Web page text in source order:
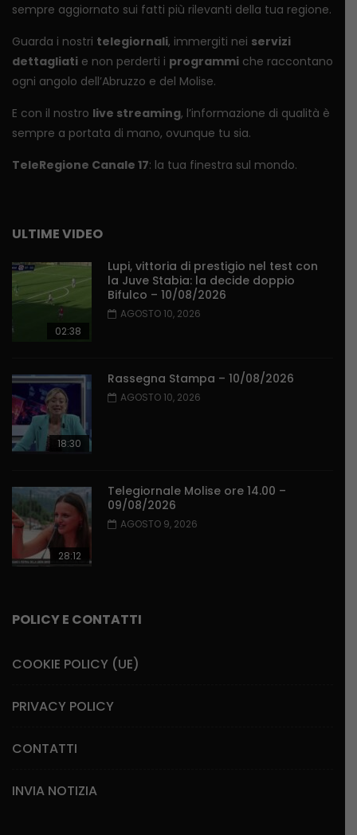
sempre aggiornato sui fatti più rilevanti della tua regione.
Guarda i nostri telegiornali, immergiti nei servizi
dettagliati e non perderti i programmi che raccontano
ogni angolo dell’Abruzzo e del Molise.
E con il nostro live streaming, l’informazione di qualità è
sempre a portata di mano, ovunque tu sia.
TeleRegione Canale 17: la tua finestra sul mondo.
ULTIME VIDEO
02:38
Lupi, vittoria di prestigio nel test con
la Juve Stabia: la decide doppio
Bifulco – 10/08/2026
AGOSTO 10, 2026
18:30
Rassegna Stampa – 10/08/2026
AGOSTO 10, 2026
28:12
Telegiornale Molise ore 14.00 –
09/08/2026
AGOSTO 9, 2026
POLICY E CONTATTI
COOKIE POLICY (UE)
PRIVACY POLICY
CONTATTI
INVIA NOTIZIA